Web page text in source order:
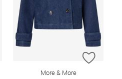
WUNSCHLISTE HINZUFÜGEN
ZUR
More & More